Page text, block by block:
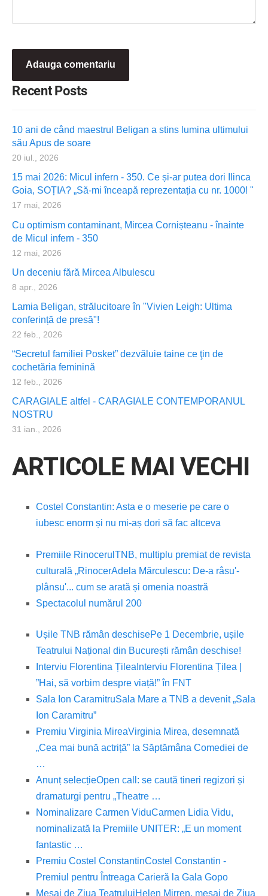
Recent Posts
10 ani de când maestrul Beligan a stins lumina ultimului
său Apus de soare
20 iul., 2026
15 mai 2026: Micul infern - 350. Ce și-ar putea dori Ilinca
Goia, SOȚIA? „Să-mi înceapă reprezentația cu nr. 1000! "
17 mai, 2026
Cu optimism contaminant, Mircea Cornișteanu - înainte
de Micul infern - 350
12 mai, 2026
Un deceniu fără Mircea Albulescu
8 apr., 2026
Lamia Beligan, strălucitoare în "Vivien Leigh: Ultima
conferință de presă"!
22 feb., 2026
“Secretul familiei Posket” dezvăluie taine ce ţin de
cochetăria feminină
12 feb., 2026
CARAGIALE altfel - CARAGIALE CONTEMPORANUL
NOSTRU
31 ian., 2026
ARTICOLE MAI VECHI
Costel Constantin: Asta e o meserie pe care o
iubesc enorm și nu mi-aș dori să fac altceva
Premiile Rinocerul TNB, multiplu premiat de revista
culturală „RinocerAdela Mărculescu: De-a râsu'-
plânsu'... cum se arată și omenia noastră
Spectacolul numărul 200
Ușile TNB rămân deschisePe 1 Decembrie, ușile
Teatrului Național din București rămân deschise!
Interviu Florentina Țilea Interviu Florentina Țilea |
”Hai, să vorbim despre viață!” în FNT
Sala Ion CaramitruSala Mare a TNB a devenit „Sala
Ion Caramitru”
Premiu Virginia MireaVirginia Mirea, desemnată
„Cea mai bună actriță” la Săptămâna Comediei de
…
Anunț selecțieOpen call: se caută tineri regizori și
dramaturgi pentru „Theatre …
Nominalizare Carmen ViduCarmen Lidia Vidu,
nominalizată la Premiile UNITER: „E un moment
fantastic …
Premiu Costel ConstantinCostel Constantin -
Premiul pentru Întreaga Carieră la Gala Gopo
Mesaj de Ziua TeatruluiHelen Mirren, mesaj de Ziua